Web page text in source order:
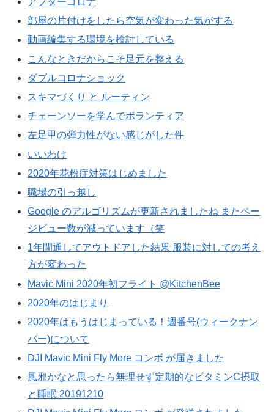
部屋の片付けをしたら空気が変わった気がする
動画編集する環境を検討している
こんなときだからこそ足元を整える
ダブルコロナショック
スキマづくり と ルーティン
チェーンソーを学んでボランティア
左足甲の弾力性がない感じがした件
いいわけ
2020年花粉症対策はじめました
職場の引っ越し
Google のアルゴリズムが更新されましたね またペー
ジビュー数が減っています（笑
1年間通してアウトドアした結果 服装に対しての考え
方が変わった
Mavic Mini 2020年初フライト @KitchenBee
2020年のはじまり
2020年はもうはじまっている！週番号(ウィークナン
バー)について
DJI Mavic Mini Fly More コンボ が届きました
風邪かなと思ったら無理せず定期的なビタミンC摂取
と睡眠 20191210